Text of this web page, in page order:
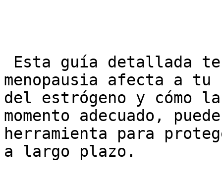
menopausia afecta a
del estrógeno y cómo
momento adecuado,
herramienta para
a largo plazo.